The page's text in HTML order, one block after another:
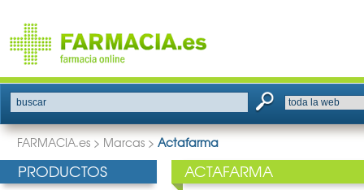
buscar
FARMACIA.es > Marcas > Actafarma
PRODUCTOS ACTAFARMA